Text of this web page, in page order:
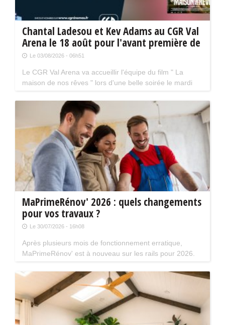
Chantal Ladesou et Kev Adams au CGR Val
Arena le 18 août pour l'avant première de
" La maison de nos rêves "
Le 03/08/2026 - 06h51
Le CGR Val Arena va accueillir l'équipe du film " La
maison de nos rêves " lors d'une belle soirée le mardi
présence de Kev Adams et Chantal Ladesou.
MaPrimeRénov' 2026 : quels changements
pour vos travaux ?
Le 30/07/2026 - 16h08
Après plusieurs mois de fonctionnement erratique,
MaPrimeRénov' est à nouveau sur les rails pour 2026.
limiter le nombre de chantiers éligibles. Tour d'horizon.